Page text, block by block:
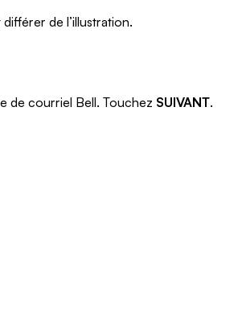
de l’illustration.
de courriel Bell. Touchez SUIVANT.